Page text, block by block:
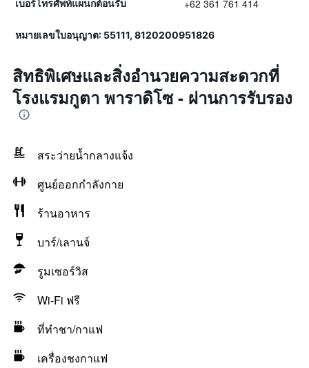
เบอร์โทรศัพท์แผนกต้อนรับ +62 361 761 414
หมายเลขใบอนุญาต: 55111, 8120200951826
สิทธิพิเศษและสิ่งอำนวยความสะดวกที่
โรงแรมกูตา พาราดิโซ - ผ่านการรับรอง
สระว่ายน้ำกลางแจ้ง
ศูนย์ออกกำลังกาย
ร้านอาหาร
บาร์/เลานจ์
รูมเซอร์วิส
Wi-Fi ฟรี
ที่ทำชา/กาแฟ
เครื่องชงกาแฟ